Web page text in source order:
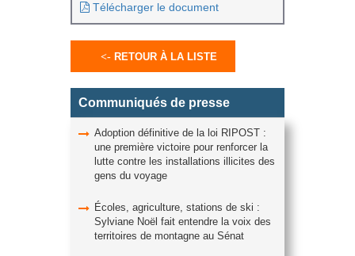
Télécharger le document
RETOUR À LA LISTE
Communiqués de presse
Adoption définitive de la loi RIPOST :
une première victoire pour renforcer la
lutte contre les installations illicites des
gens du voyage
Écoles, agriculture, stations de ski :
Sylviane Noël fait entendre la voix des
territoires de montagne au Sénat